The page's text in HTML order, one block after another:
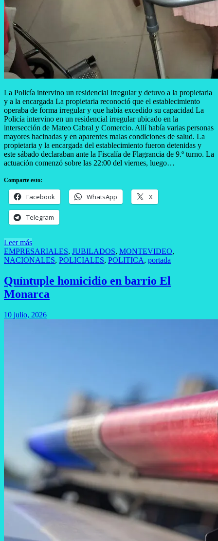
La Policía intervino un residencial irregular y detuvo a la propietaria
y a la encargada La propietaria reconoció que el establecimiento
operaba de forma irregular y que había excedido su capacidad La
Policía intervino en un residencial irregular ubicado en la
intersección de Mateo Cabral y Comercio. Allí había varias personas
mayores hacinadas y en aparentes malas condiciones de salud. La
propietaria y la encargada del establecimiento fueron detenidas y
este sábado declaraban ante la Fiscalía de Flagrancia de 9.º turno. La
actuación comenzó sobre las 22:00 del viernes, luego…
Comparte esto:
Facebook WhatsApp X
Telegram
Leer más
EMPRESARIALES, JUBILADOS, MONTEVIDEO,
NACIONALES, POLICIALES, POLITICA, portada
Quíntuple homicidio en barrio El
Monarca
10 julio, 2026